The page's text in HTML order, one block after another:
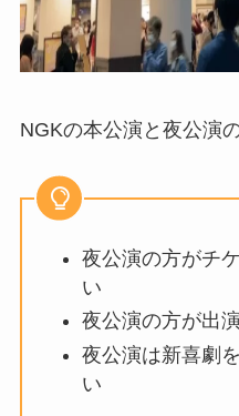
NGKの本公演と夜公演
夜公演の方がチ
い
夜公演の方が出
夜公演は新喜劇
い